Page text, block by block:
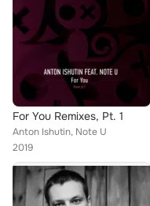
For You Remixes, Pt. 1
Anton Ishutin, Note U
2019